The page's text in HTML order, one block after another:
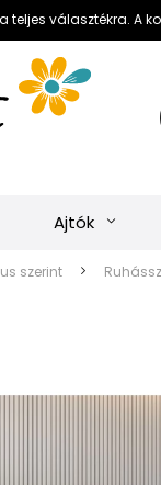
a teljes választékra. A
Ajtók
szerint